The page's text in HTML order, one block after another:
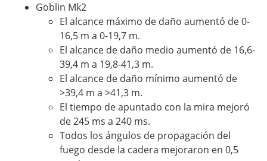
Goblin Mk2
El alcance máximo de daño aumentó de 0-
16,5 m a 0-19,7 m.
El alcance de daño medio aumentó de 16,6-
39,4 m a 19,8-41,3 m.
El alcance de daño mínimo aumentó de
>39,4 m a >41,3 m.
El tiempo de apuntado con la mira mejoró
de 245 ms a 240 ms.
Todos los ángulos de propagación del
fuego desde la cadera mejoraron en 0,5